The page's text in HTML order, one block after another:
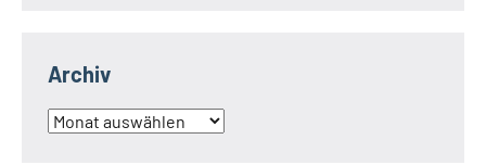
Archiv
Archiv